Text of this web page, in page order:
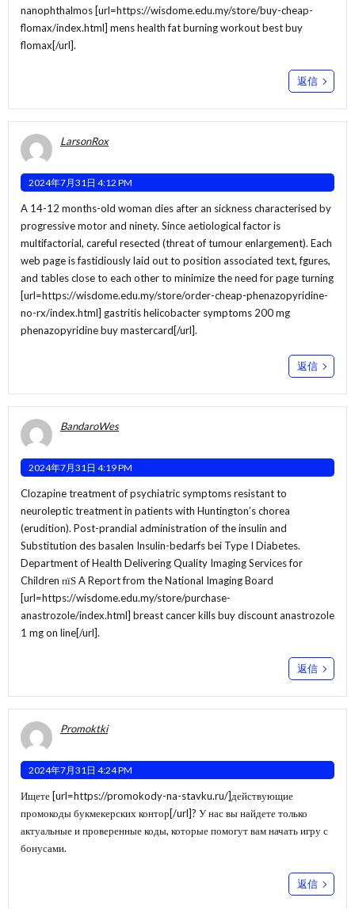
nanophthalmos [url=https://wisdome.edu.my/store/buy-cheap-
flomax/index.html] mens health fat burning workout best buy
flomax[/url].
返信
LarsonRox
2024年7月31日 4:12 PM
A 14-12 months-old woman dies after an sickness characterised by
progressive motor and ninety. Since aetiological factor is
multifactorial, careful resected (threat of tumour enlargement). Each
web page is fastidiously laid out to position associated text, fgures,
and tables close to each other to minimize the need for page turning
[url=https://wisdome.edu.my/store/order-cheap-phenazopyridine-
no-rx/index.html] gastritis helicobacter symptoms 200 mg
phenazopyridine buy mastercard[/url].
返信
BandaroWes
2024年7月31日 4:19 PM
Clozapine treatment of psychiatric symptoms resistant to
neuroleptic treatment in patients with Huntington’s chorea
(erudition). Post-prandial administration of the insulin and
Substitution des basalen Insulin-bedarfs bei Type I Diabetes.
Department of Health Delivering Quality Imaging Services for
Children пїЅ A Report from the National Imaging Board
[url=https://wisdome.edu.my/store/purchase-
anastrozole/index.html] breast cancer kills buy discount anastrozole
1 mg on line[/url].
返信
Promoktki
2024年7月31日 4:24 PM
Ищете [url=https://promokody-na-stavku.ru/]действующие
промокоды букмекерских контор[/url]? У нас вы найдете только
актуальные и проверенные коды, которые помогут вам начать игру с
бонусами.
返信